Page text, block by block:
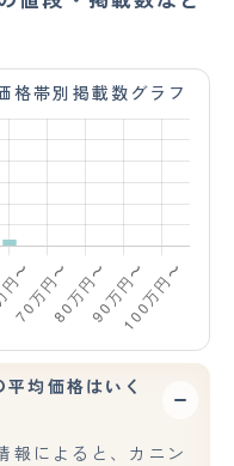
格帯別掲載数グラフ
均価格はいく
報によると、カニン